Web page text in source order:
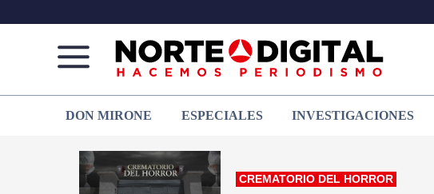
de
Juárez
que
hacemos periodismo
DON MIRONE ESPECIALES INVESTIGACIONES
CREMATORIO DEL HORROR